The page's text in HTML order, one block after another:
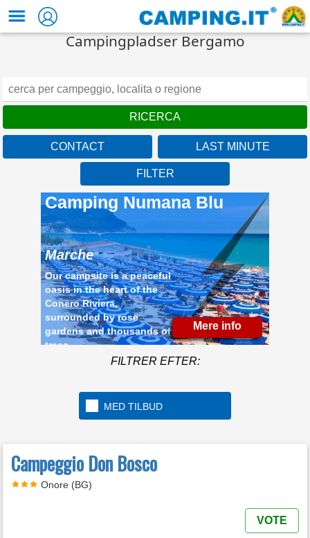
Campingpladser Bergamo
CONTACT LAST MINUTE
FILTER
Camping Numana Blu
Marche
Our campsite is a peaceful
oasis in the heart of the
Conero Riviera,
surrounded by rose
gardens and thousands of
trees
Mere info
FILTRER EFTER:
MED TILBUD
Campeggio Don Bosco
Onore (BG)
VOTE